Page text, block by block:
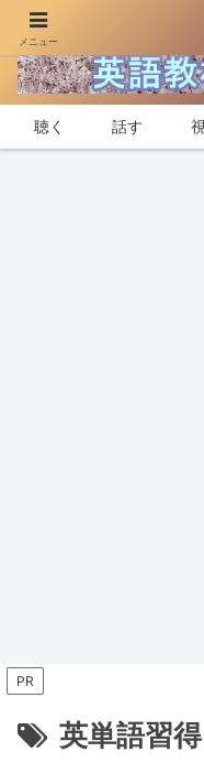
聴く 話す
PR
英単語習得
メニュー